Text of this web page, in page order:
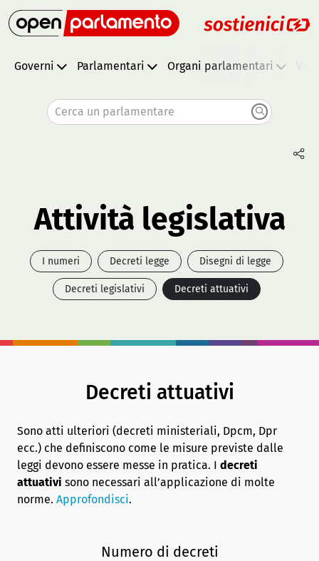
Governi Parlamentari Organi parlamentari
Cerca un parlamentare
Attività legislativa
I numeri Decreti legge Disegni di legge
Decreti legislativi Decreti attuativi
Decreti attuativi
Sono atti ulteriori (decreti ministeriali, Dpcm, Dpr
ecc.) che definiscono come le misure previste dalle
leggi devono essere messe in pratica. I decreti
attuativi sono necessari all’applicazione di molte
norme. Approfondisci.
Numero di decreti